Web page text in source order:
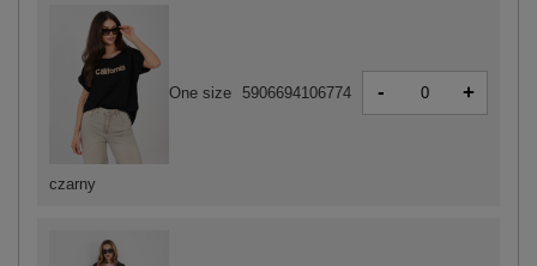
czarny
One size 5906694106774 - +